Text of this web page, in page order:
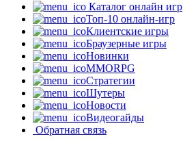
Каталог онлайн игр
Топ-10 онлайн-игр
Клиентские игры
Браузерные игры
Новинки
MMORPG
Стратегии
Шутеры
Новости
Видеогайды
Обратная связь